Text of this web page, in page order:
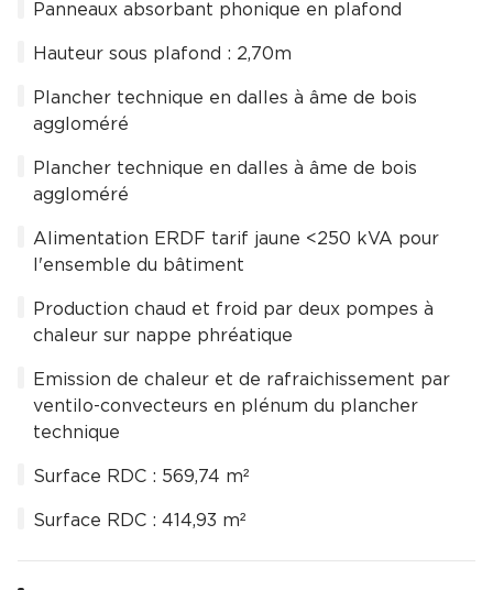
Panneaux absorbant phonique en plafond
Hauteur sous plafond : 2,70m
Plancher technique en dalles à âme de bois
aggloméré
Plancher technique en dalles à âme de bois
aggloméré
Alimentation ERDF tarif jaune <250 kVA pour
l'ensemble du bâtiment
Production chaud et froid par deux pompes à
chaleur sur nappe phréatique
Emission de chaleur et de rafraichissement par
ventilo-convecteurs en plénum du plancher
technique
Surface RDC : 569,74 m²
Surface RDC : 414,93 m²